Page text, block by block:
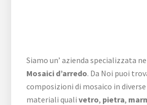
Siamo un’ azienda specializzata
Mosaici d’arredo. Da Noi puoi
composizioni di mosaico in
materiali qualivetro, pietra,